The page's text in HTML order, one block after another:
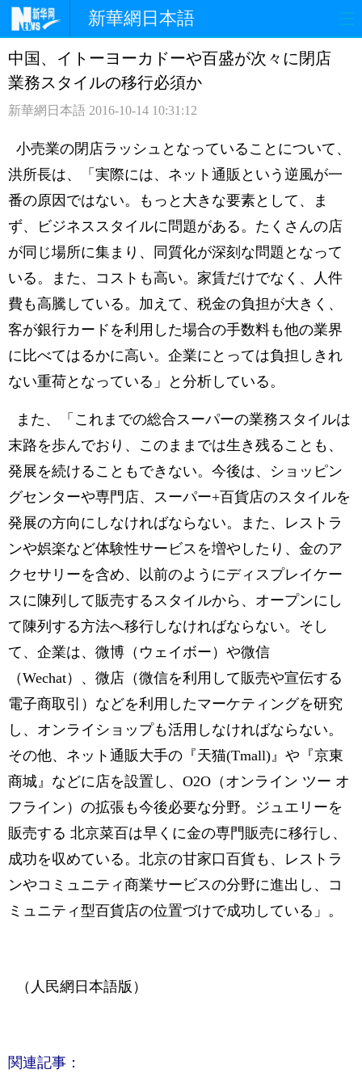
新華網日本語
ホームページ 政治 経済
観光 評論 写真
中日対訳
中国、イトーヨーカドーや百盛が次々に閉店
業務スタイルの移行必須か
新華網日本語 2016-10-14 10:31:12
小売業の閉店ラッシュとなっていることについて、
洪所長は、「実際には、ネット通販という逆風が一
番の原因ではない。もっと大きな要素として、ま
ず、ビジネススタイルに問題がある。たくさんの店
が同じ場所に集まり、同質化が深刻な問題となって
いる。また、コストも高い。家賃だけでなく、人件
費も高騰している。加えて、税金の負担が大きく、
客が銀行カードを利用した場合の手数料も他の業界
に比べてはるかに高い。企業にとっては負担しきれ
ない重荷となっている」と分析している。
また、「これまでの総合スーパーの業務スタイルは
末路を歩んでおり、このままでは生き残ることも、
発展を続けることもできない。今後は、ショッピン
グセンターや専門店、スーパー+百貨店のスタイルを
発展の方向にしなければならない。また、レストラ
ンや娯楽など体験性サービスを増やしたり、金のア
クセサリーを含め、以前のようにディスプレイケー
スに陳列して販売するスタイルから、オープンにし
て陳列する方法へ移行しなければならない。そし
て、企業は、微博（ウェイボー）や微信
（Wechat）、微店（微信を利用して販売や宣伝する
電子商取引）などを利用したマーケティングを研究
し、オンライショップも活用しなければならない。
その他、ネット通販大手の『天猫(Tmall)』や『京東
商城』などに店を設置し、O2O（オンライン ツー オ
フライン）の拡張も今後必要な分野。ジュエリーを
販売する 北京菜百は早くに金の専門販売に移行し、
成功を収めている。北京の甘家口百貨も、レストラ
ンやコミュニティ商業サービスの分野に進出し、コ
ミュニティ型百貨店の位置づけで成功している」。
（人民網日本語版）
関連記事：